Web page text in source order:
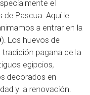
el
de Pascua. Aquí le
a entrar en la
). Los huevos de
pagana de la
egipcios,
decorados en
y la renovación.